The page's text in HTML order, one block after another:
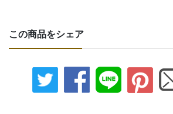
この商品をシェア